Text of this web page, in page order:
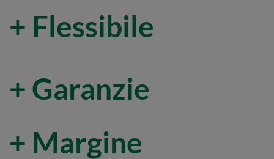
+ Flessibile
+ Garanzie
+ Margine